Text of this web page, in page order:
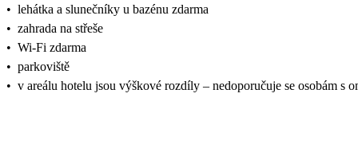
• lehátka a slunečníky u bazénu zdarma
• zahrada na střeše
• Wi-Fi zdarma
• parkoviště
• v areálu hotelu jsou výškové rozdíly – nedoporučuje se osobám s